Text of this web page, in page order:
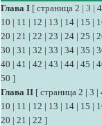
Глава I [ страница 2 | 3 | 4
10 | 11 | 12 | 13 | 14 | 15 |
20 | 21 | 22 | 23 | 24 | 25 |
30 | 31 | 32 | 33 | 34 | 35 |
40 | 41 | 42 | 43 | 44 | 45 |
50 ]
Глава II [ страница 2 | 3 |
10 | 11 | 12 | 13 | 14 | 15 |
20 | 21 | 22 ]